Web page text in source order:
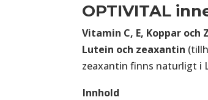
OPTIVITAL
Vitamin C, E, Koppar och
Lutein och zeaxantin
zeaxantin finns naturligt i
Innhold